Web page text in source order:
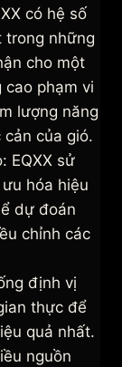
có hệ số
trong những
cho một
cao phạm vi
lượng năng
của gió.
EQXX sử
hóa hiệu
dự đoán
chỉnh các
định vị
thực để
quả nhất.
nguồn